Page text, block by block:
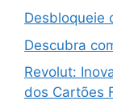
Desbloqueie
Descubra
Revolut:
dos Cartões